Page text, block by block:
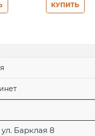
КУПИТЬ
Барклая 8